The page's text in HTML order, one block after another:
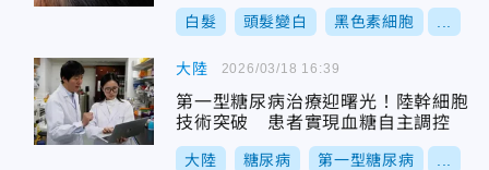
白髮 頭髮變白 黑色素細胞
大陸
第一型糖尿病治療迎曙光！陸幹細胞
技術突破 患者實現血糖自主調控
大陸 糖尿病 第一型糖尿病
2026/03/18 16:39